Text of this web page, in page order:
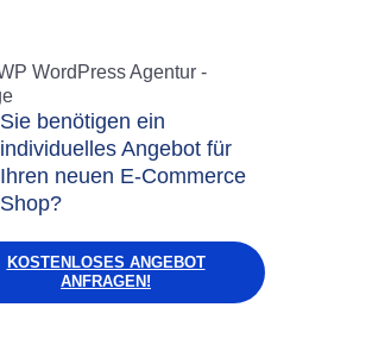
Sie benötigen ein
individuelles Angebot für
Ihren neuen E-Commerce
Shop?
KOSTENLOSES ANGEBOT
ANFRAGEN!